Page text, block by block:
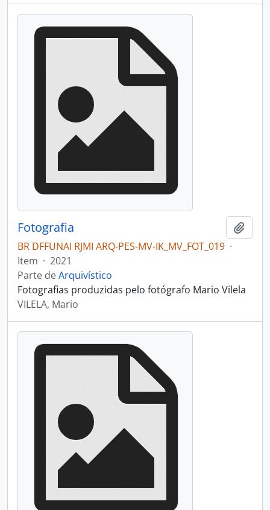
Fotografia
BR DFFUNAI RJMI ARQ-PES-MV-IK_MV_FOT_019 ·
Item · 2021
Parte deArquivístico
Fotografias produzidas pelo fotógrafo Mario Vilela
VILELA, Mario